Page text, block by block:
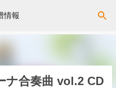
コンテンツに移動
情報
ナ合奏曲 vol.2 CD